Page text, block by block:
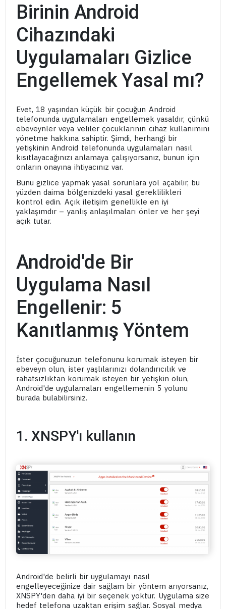
Birinin Android
Cihazındaki
Uygulamaları Gizlice
Engellemek Yasal mı?
Evet, 18 yaşından küçük bir çocuğun Android
telefonunda uygulamaları engellemek yasaldır, çünkü
ebeveynler veya veliler çocuklarının cihaz kullanımını
yönetme hakkına sahiptir. Şimdi, herhangi bir
yetişkinin Android telefonunda uygulamaları nasıl
kısıtlayacağınızı anlamaya çalışıyorsanız, bunun için
onların onayına ihtiyacınız var.
Bunu gizlice yapmak yasal sorunlara yol açabilir, bu
yüzden daima bölgenizdeki yasal gereklilikleri
kontrol edin. Açık iletişim genellikle en iyi
yaklaşımdır – yanlış anlaşılmaları önler ve her şeyi
açık tutar.
Android'de Bir
Uygulama Nasıl
Engellenir: 5
Kanıtlanmış Yöntem
İster çocuğunuzun telefonunu korumak isteyen bir
ebeveyn olun, ister yaşlılarınızı dolandırıcılık ve
rahatsızlıktan korumak isteyen bir yetişkin olun,
Android'de uygulamaları engellemenin 5 yolunu
burada bulabilirsiniz.
1. XNSPY'ı kullanın
Android'de belirli bir uygulamayı nasıl
engelleyeceğinize dair sağlam bir yöntem arıyorsanız,
XNSPY'den daha iyi bir seçenek yoktur. Uygulama size
hedef telefona uzaktan erişim sağlar. Sosyal medya